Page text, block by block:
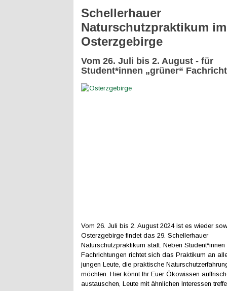
Schellerhauer
Naturschutzpraktikum im
Osterzgebirge
Vom 26. Juli bis 2. August - für
Student*innen „grüner“
Vom 26. Juli bis 2. August 2024 ist es wieder
Osterzgebirge findet das 29. Schellerhauer
Naturschutzpraktikum statt. Neben Student*innen
Fachrichtungen richtet sich das Praktikum an
jungen Leute, die praktische
möchten. Hier könnt Ihr Euer Ökowissen
austauschen, Leute mit ähnlichen Interessen